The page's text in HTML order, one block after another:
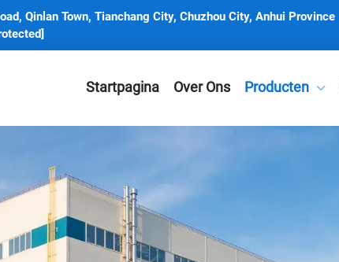
Qinlan Town, Tianchang City, Chuzhou City, Anhui Province
Startpagina Over Ons Producten